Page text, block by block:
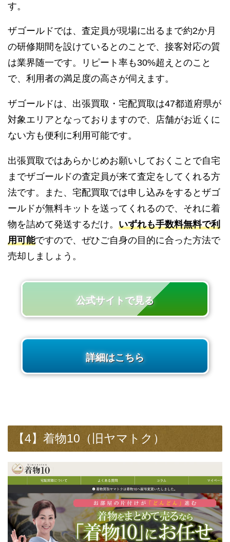
す。
ザゴールドでは、査定員が現場に出るまで約2か月
の研修期間を設けているとのことで、接客対応の質
は業界随一です。リピート率も30%超えとのこと
で、利用者の満足度の高さが伺えます。
ザゴールドは、出張買取・宅配買取は47都道府県が
対象エリアとなっておりますので、店舗がお近くに
ない方も便利に利用可能です。
出張買取ではあらかじめお願いしておくことで自宅
までザゴールドの査定員が来て査定をしてくれる方
法です。また、宅配買取では申し込みをするとザゴ
ールドが無料キットを送ってくれるので、それに着
物を詰めて発送するだけ。 いずれも手数料無料で利
用可能ですので、ぜひご自身の目的に合った方法で
売却しましょう。
公式サイトで見る
詳細はこちら
【4】着物10（旧ヤマトク）